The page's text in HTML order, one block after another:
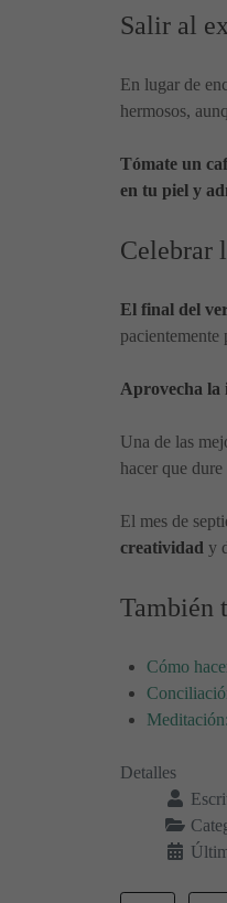
Salir al
En lugar de
hermosos,
Tómate un
en tu piel y
Celebrar
El final del
pacientemente
Aprovecha la
Una de las
hacer que
El mes de
creatividad y
También
Cómo
Detalles